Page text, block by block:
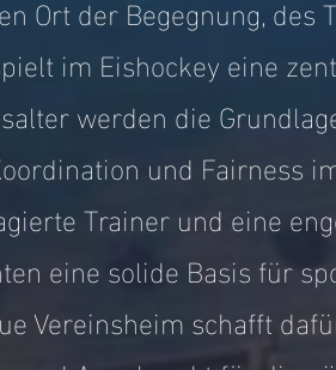
Ort der Begegnung, des
im Eishockey eine
werden die
und Fairness
Trainer und eine
eine solide Basis für
Vereinsheim schafft